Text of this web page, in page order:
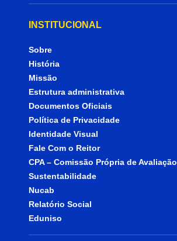
INSTITUCIONAL
Sobre
História
Missão
Estrutura administrativa
Documentos Oficiais
Política de Privacidade
Identidade Visual
Fale Com o Reitor
CPA – Comissão Própria de Avaliação
Sustentabilidade
Nucab
Relatório Social
Eduniso